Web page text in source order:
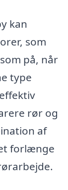
kan
som
på, når
type
rør og
af
forlænge